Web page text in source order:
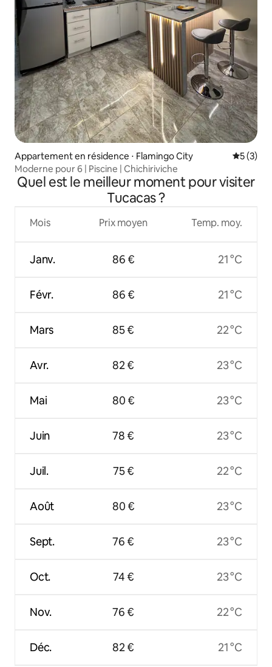
Appartement en résidence ⋅ Flamingo City
5 (3)
Moderne pour 6 | Piscine | Chichiriviche
Quel est le meilleur moment pour visiter
Tucacas ?
Mois
Janv.
Févr.
Mars
Avr.
Mai
Juin
Juil.
Août
Sept.
Oct.
Nov.
Déc.
Prix moyen
86 €
86 €
85 €
82 €
80 €
78 €
75 €
80 €
76 €
74 €
76 €
82 €
Temp. moy.
21 °C
21 °C
22 °C
23 °C
23 °C
23 °C
22 °C
23 °C
23 °C
23 °C
22 °C
21 °C